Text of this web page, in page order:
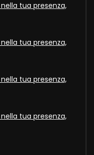
tua presenza,
tua presenza,
tua presenza,
tua presenza,